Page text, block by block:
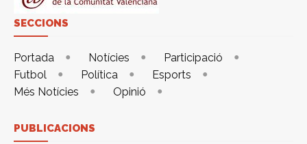
SECCIONS
Portada Notícies
Participació
Futbol
Política
Esports
Més Notícies
Opinió
PUBLICACIONS